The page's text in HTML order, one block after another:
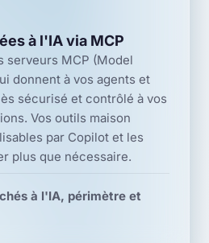
à l'IA via MCP
serveurs MCP (Model
donnent à vos agents et
sécurisé et contrôlé à vos
Vos outils maison
par Copilot et les
plus que nécessaire.
à l'IA, périmètre et